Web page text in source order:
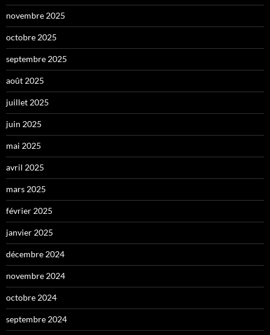
novembre 2025
octobre 2025
septembre 2025
août 2025
juillet 2025
juin 2025
mai 2025
avril 2025
mars 2025
février 2025
janvier 2025
décembre 2024
novembre 2024
octobre 2024
septembre 2024